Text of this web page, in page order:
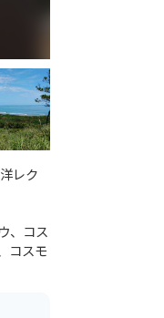
レク
、コス
コスモ